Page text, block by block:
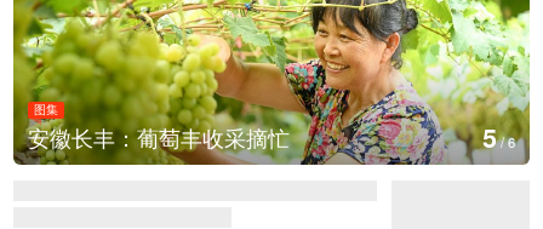
图集
安徽长丰：葡萄丰收采摘忙 5/6